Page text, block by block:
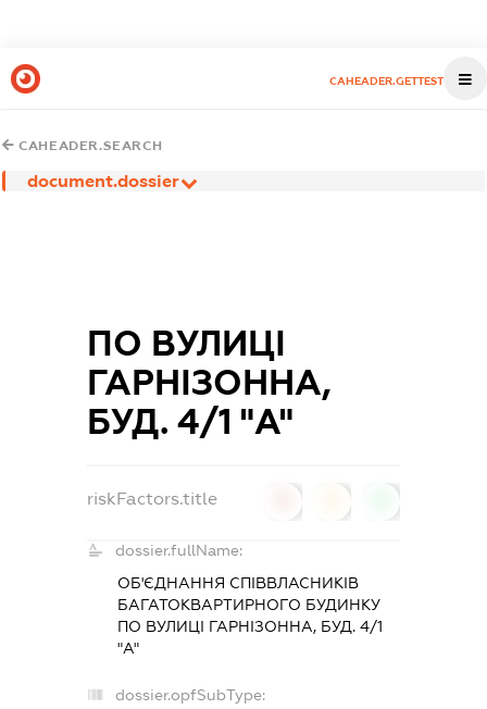
CAHEADER.GETTEST
CAHEADER.SEARCH
document.dossier
ПО ВУЛИЦІ
ГАРНІЗОННА,
БУД. 4/1 "А"
riskFactors.title
dossier.fullName:
ОБ'ЄДНАННЯ СПІВВЛАСНИКІВ
БАГАТОКВАРТИРНОГО БУДИНКУ
ПО ВУЛИЦІ ГАРНІЗОННА, БУД. 4/1
"А"
dossier.opfSubType: